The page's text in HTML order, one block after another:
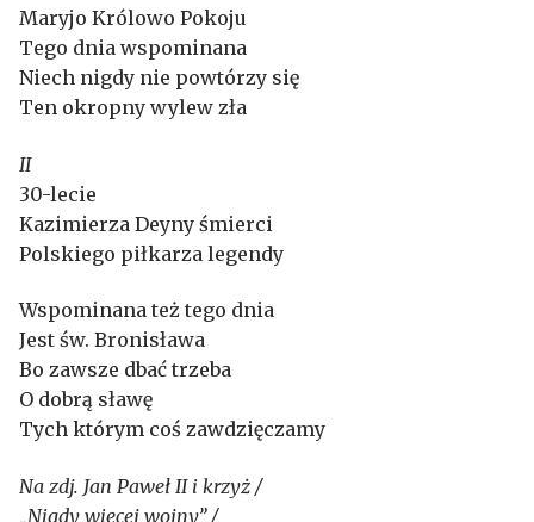
Maryjo Królowo Pokoju
Tego dnia wspominana
Niech nigdy nie powtórzy się
Ten okropny wylew zła
II
30-lecie
Kazimierza Deyny śmierci
Polskiego piłkarza legendy
Wspominana też tego dnia
Jest św. Bronisława
Bo zawsze dbać trzeba
O dobrą sławę
Tych którym coś zawdzięczamy
Na zdj. Jan Paweł II i krzyż /
„Nigdy więcej wojny” /